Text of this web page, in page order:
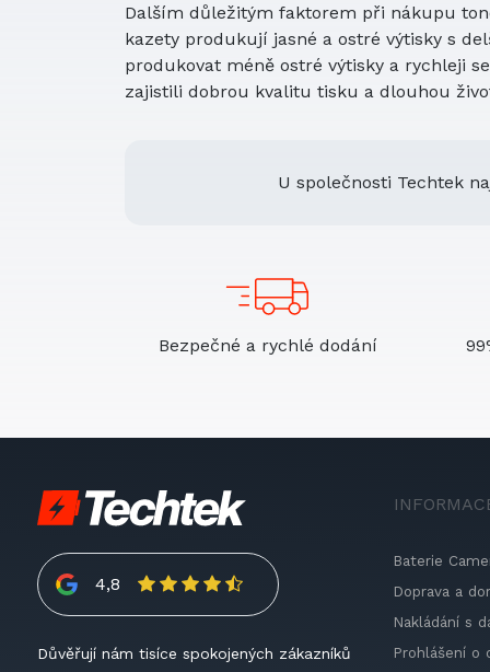
pro TD-2130NSA
Dalším důležitým faktorem při nákupu
kazety produkují jasné a ostré výtisky s
produkovat méně ostré výtisky a rychleji
zajistili dobrou kvalitu tisku a dlouhou
U společnosti Techtek
Bezpečné a rychlé dodání
4,8
Důvěřují nám tisíce spokojených zákazníků
Baterie
Doprava a
Nakládání s
Prohlášení o